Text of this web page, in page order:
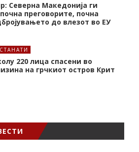
Северна Македонија ги
преговорите, почна
до влезот во ЕУ
220 лица спасени во
на грчкиот остров Крит